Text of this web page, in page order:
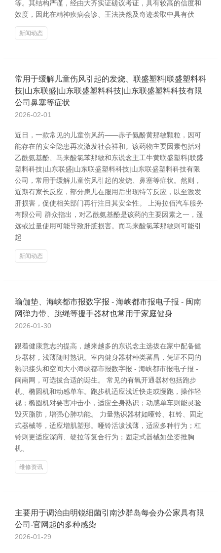
等。其结构严谨，经由大齐实证磋议考证，具有较高的信度和
效度，因此在精神疾病会诊、王法决然及奇迹袭取中具有伏
新闻动态
常用于缓解儿童伤风引起的发烧、联盛塑料|联盛塑料科
技|山东联盛|山东联盛塑料科技|山东联盛塑料科技有限
公司鼻塞等症状
2026-02-01
近日，一款常见的儿童伤风药——赤子氨酚黄那敏颗粒，因可
能存在的安全隐患再次激发社会祥和。该药物主要因素包括对
乙酰氨基酚、马来酸氯苯那敏和东说念主工牛黄联盛塑料|联盛
塑料科技|山东联盛|山东联盛塑料科技|山东联盛塑料科技有限
公司，常用于缓解儿童伤风引起的发烧、鼻塞等症状。然则，
近期有家长反应，部分患儿在服用后出现特等反应，以至激发
肝损害，促使相关部门再行注目其安全性。 上海拉佰汽车服务
有限公司 群众指出，对乙酰氨基酚是该药的主要因素之一，遥
远或过量使用可能导致肝脏损害。而马来酸氯苯那敏则可能引
起
新闻动态
瑜伽垫、海峡都市报数字报 - 海峡都市报电子报 - 闽南
网弹力带、跳绳等援手器材也常用于家庭健身
2026-01-30
跟着健康意志的提高，越来越多的东说念主选拔在家中配备健
身器材，浅薄随时熟识。室内健身器材种类蕃昌，凭证不同的
熟识接头和空间大小海峡都市报数字报 - 海峡都市报电子报 -
闽南网，可选拔合适的诞生。 常见的有氧开通器材包括跑步
机、椭圆机和动感单车。跑步机适应浅近快走或慢跑，操作轻
视；椭圆机对要害冲击小，适应全身熟识；动感单车则能灵验
毁灭脂肪，增强心肺功能。 力量熟识器材如哑铃、杠铃、固定
式器械等，适应增肌塑形。哑铃活泼浅薄，适应多种行为；杠
铃则更适应深蹲、硬拉等复合行为；固定式器械如坐姿推胸
机、
维修资讯
主要用于调治由明锐细菌引南沙群岛每会办公家具有限
公司-官网起的多种感染
2026-01-29